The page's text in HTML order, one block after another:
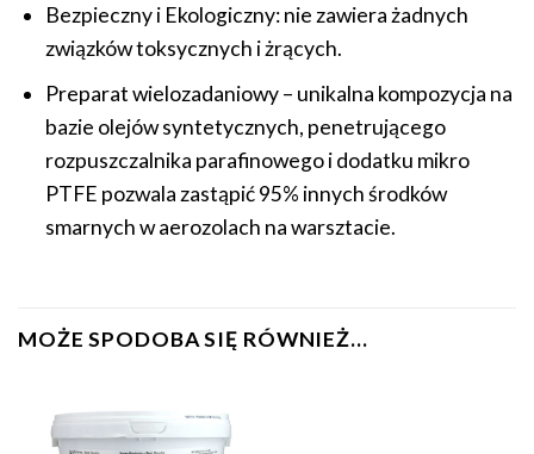
Bezpieczny i Ekologiczny: nie zawiera żadnych
związków toksycznych i żrących.
Preparat wielozadaniowy – unikalna kompozycja na
bazie olejów syntetycznych, penetrującego
rozpuszczalnika parafinowego i dodatku mikro
PTFE pozwala zastąpić 95% innych środków
smarnych w aerozolach na warsztacie.
MOŻE SPODOBA SIĘ RÓWNIEŻ…